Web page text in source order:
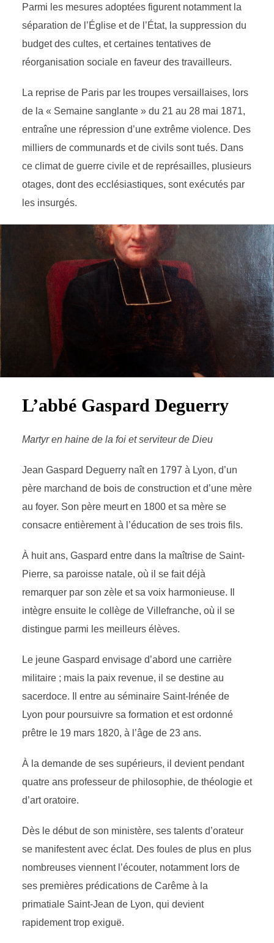
Parmi les mesures adoptées figurent notamment la
séparation de l’Église et de l’État, la suppression du
budget des cultes, et certaines tentatives de
réorganisation sociale en faveur des travailleurs.
La reprise de Paris par les troupes versaillaises, lors
de la « Semaine sanglante » du 21 au 28 mai 1871,
entraîne une répression d’une extrême violence. Des
milliers de communards et de civils sont tués. Dans
ce climat de guerre civile et de représailles, plusieurs
otages, dont des ecclésiastiques, sont exécutés par
les insurgés.
L’abbé Gaspard Deguerry
Martyr en haine de la foi et serviteur de Dieu
Jean Gaspard Deguerry naît en 1797 à Lyon, d’un
père marchand de bois de construction et d’une mère
au foyer. Son père meurt en 1800 et sa mère se
consacre entièrement à l’éducation de ses trois fils.
À huit ans, Gaspard entre dans la maîtrise de Saint-
Pierre, sa paroisse natale, où il se fait déjà
remarquer par son zèle et sa voix harmonieuse. Il
intègre ensuite le collège de Villefranche, où il se
distingue parmi les meilleurs élèves.
Le jeune Gaspard envisage d’abord une carrière
militaire ; mais la paix revenue, il se destine au
sacerdoce. Il entre au séminaire Saint-Irénée de
Lyon pour poursuivre sa formation et est ordonné
prêtre le 19 mars 1820, à l’âge de 23 ans.
À la demande de ses supérieurs, il devient pendant
quatre ans professeur de philosophie, de théologie et
d’art oratoire.
Dès le début de son ministère, ses talents d’orateur
se manifestent avec éclat. Des foules de plus en plus
nombreuses viennent l’écouter, notamment lors de
ses premières prédications de Carême à la
primatiale Saint-Jean de Lyon, qui devient
rapidement trop exiguë.